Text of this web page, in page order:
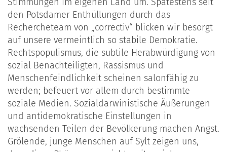
den Potsdamer Enthüllungen durch das
Rechercheteam von „correctiv“ blicken wir besorgt
auf unsere vermeintlich so stabile Demokratie.
Rechtspopulismus, die subtile Herabwürdigung von
sozial Benachteiligten, Rassismus und
Menschenfeindlichkeit scheinen salonfähig zu
werden; befeuert vor allem durch bestimmte
soziale Medien. Sozialdarwinistische Äußerungen
und antidemokratische Einstellungen in
wachsenden Teilen der Bevölkerung machen Angst.
Grölende, junge Menschen auf Sylt zeigen uns,